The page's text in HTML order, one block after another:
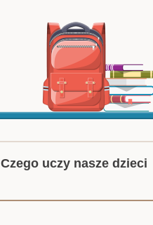
Czego uczy nasze dzieci